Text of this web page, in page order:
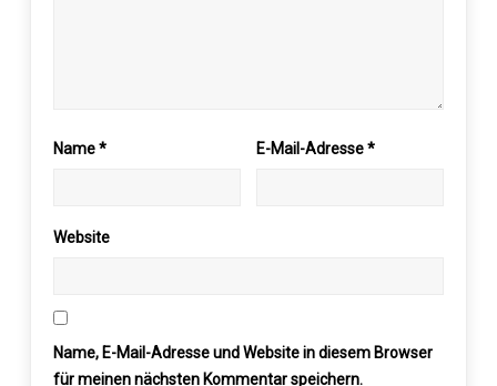
Name* E-Mail-Adresse*
Website
Name, E-Mail-Adresse und Website in diesem Browser
für meinen nächsten Kommentar speichern.